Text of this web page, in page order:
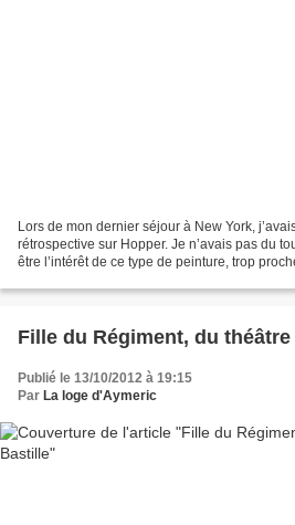
Lors de mon dernier séjour à New York,
rétrospective sur Hopper. Je n’avais pas du
être l’intérêt de ce type de peinture, trop
Fille du Régiment, du
Publié le 13/10/2012 à 19:15
Par La loge d'Aymeric